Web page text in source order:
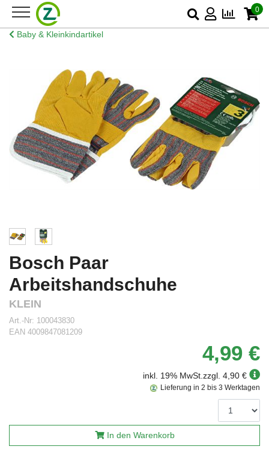
0
Baby & Kleinkindartikel
Bosch Paar
Arbeitshandschuhe
KLEIN
Art.-Nr: 100043830
EAN 4009847081209
4,99 €
inkl. 19% MwSt.zzgl. 4,90 €
Lieferung in 2 bis 3 Werktagen
In den Warenkorb